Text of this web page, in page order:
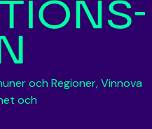
och Regioner, Vinnova
och